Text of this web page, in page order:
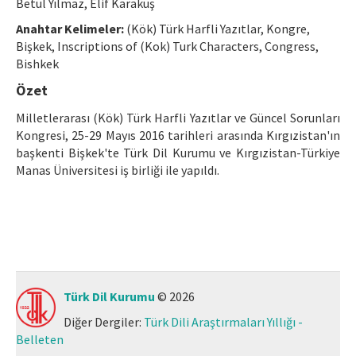
ISSN: 1301-0077 · e-ISSN: 2651-5091
Anahtar Kelimeler: (Kök) Türk Harfli Yazıtlar, Kongre,
Bişkek, Inscriptions of (Kok) Turk Characters, Congress,
Bishkek
Özet
Milletlerarası (Kök) Türk Harfli Yazıtlar ve Güncel Sorunları
Kongresi, 25-29 Mayıs 2016 tarihleri arasında Kırgızistan'ın
başkenti Bişkek'te Türk Dil Kurumu ve Kırgızistan-Türkiye
Manas Üniversitesi iş birliği ile yapıldı.
Türk Dil Kurumu © 2026
Diğer Dergiler: Türk Dili Araştırmaları Yıllığı -
Belleten